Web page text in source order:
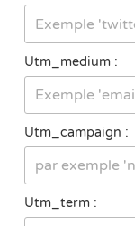
Utm_medium :
Utm_campaign :
Utm_term :